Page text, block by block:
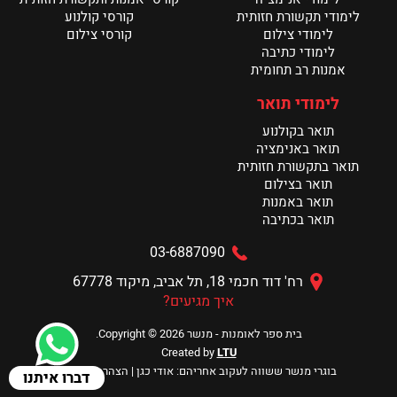
דברו איתנו
לימודי תקשורת חזותית
לימודי צילום
לימודי כתיבה
אמנות רב תחומית
קורסי קולנוע
קורסי צילום
לימודי תואר
תואר בקולנוע
תואר באנימציה
תואר בתקשורת חזותית
תואר בצילום
תואר באמנות
תואר בכתיבה
03-6887090
רח' דוד חכמי 18, תל אביב, מיקוד 67778
איך מגיעים?
בית ספר לאומנות - מנשר Copyright © 2026.
Created byLTU
בוגרי מנשר ששווה לעקוב אחריהם:אודי כגן | הצהרת נגישות